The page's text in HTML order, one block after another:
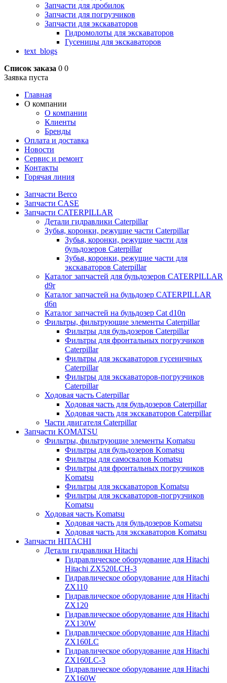
Запчасти для дробилок
Запчасти для погрузчиков
Запчасти для экскаваторов
Гидромолоты для экскаваторов
Гусеницы для экскаваторов
text_blogs
Список заказа 0 0
Заявка пуста
Главная
О компании
О компании
Клиенты
Бренды
Оплата и доставка
Новости
Сервис и ремонт
Контакты
Горячая линия
Запчасти Berco
Запчасти CASE
Запчасти CATERPILLAR
Детали гидравлики Caterpillar
Зубья, коронки, режущие части Caterpillar
Зубья, коронки, режущие части для
бульдозеров Caterpillar
Зубья, коронки, режущие части для
экскаваторов Caterpillar
Каталог запчастей для бульдозеров CATERPILLAR
d9r
Каталог запчастей на бульдозер CATERPILLAR
d6n
Каталог запчастей на бульдозер Сat d10n
Фильтры, фильтрующие элементы Caterpillar
Фильтры для бульдозеров Caterpillar
Фильтры для фронтальных погрузчиков
Caterpillar
Фильтры для экскаваторов гусеничных
Caterpillar
Фильтры для экскаваторов-погрузчиков
Caterpillar
Ходовая часть Caterpillar
Ходовая часть для бульдозеров Caterpillar
Ходовая часть для экскаваторов Caterpillar
Части двигателя Caterpillar
Запчасти KOMATSU
Фильтры, фильтрующие элементы Komatsu
Фильтры для бульдозеров Komatsu
Фильтры для самосвалов Komatsu
Фильтры для фронтальных погрузчиков
Komatsu
Фильтры для экскаваторов Komatsu
Фильтры для экскаваторов-погрузчиков
Komatsu
Ходовая часть Komatsu
Ходовая часть для бульдозеров Komatsu
Ходовая часть для экскаваторов Komatsu
Запчасти HITACHI
Детали гидравлики Hitachi
Гидравлическое оборудование для Hitachi
Hitachi ZX520LCH-3
Гидравлическое оборудование для Hitachi
ZX110
Гидравлическое оборудование для Hitachi
ZX120
Гидравлическое оборудование для Hitachi
ZX130W
Гидравлическое оборудование для Hitachi
ZX160LC
Гидравлическое оборудование для Hitachi
ZX160LC-3
Гидравлическое оборудование для Hitachi
ZX160W